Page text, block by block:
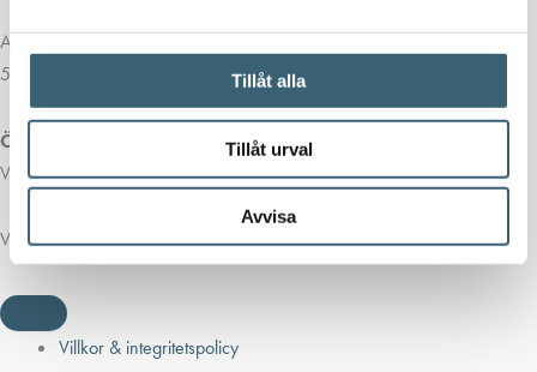
Tillåt alla
Tillåt urval
Avvisa
Algolgatan 7
583 30 Linköping
Öppettider butik:
Vardagar 07.00 - 16.00
Viktiga länkar
Villkor & integritetspolicy